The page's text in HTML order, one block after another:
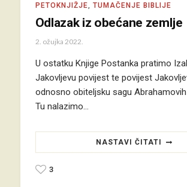
PETOKNJIŽJE TUMAČENJE BIBLIJE
Odlazak iz obećane zemlje
2. ožujka 2022.
U ostatku Knjige Postanka pratimo
Jakovljevu povijest te povijest
odnosno obiteljsku sagu
Tu nalazimo…
NASTAVI ČITATI
3